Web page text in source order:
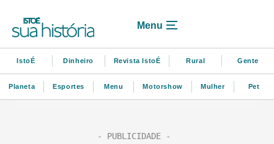
Menu
IstoÉ Dinheiro Revista IstoÉ Rural Gente
Planeta Esportes Menu Motorshow Mulher Pet